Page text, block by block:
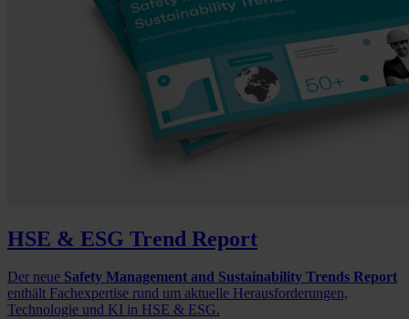
HSE & ESG Trend Report
Der neue Safety Management and Sustainability Trends Report
enthält Fachexpertise rund um aktuelle Herausforderungen,
Technologie und KI in HSE & ESG.